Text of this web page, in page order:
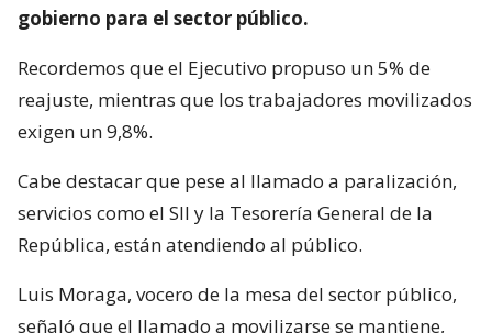
gobierno para el sector público.
Recordemos que el Ejecutivo propuso un 5% de
reajuste, mientras que los trabajadores movilizados
exigen un 9,8%.
Cabe destacar que pese al llamado a paralización,
servicios como el SII y la Tesorería General de la
República, están atendiendo al público.
Luis Moraga, vocero de la mesa del sector público,
señaló que el llamado a movilizarse se mantiene,